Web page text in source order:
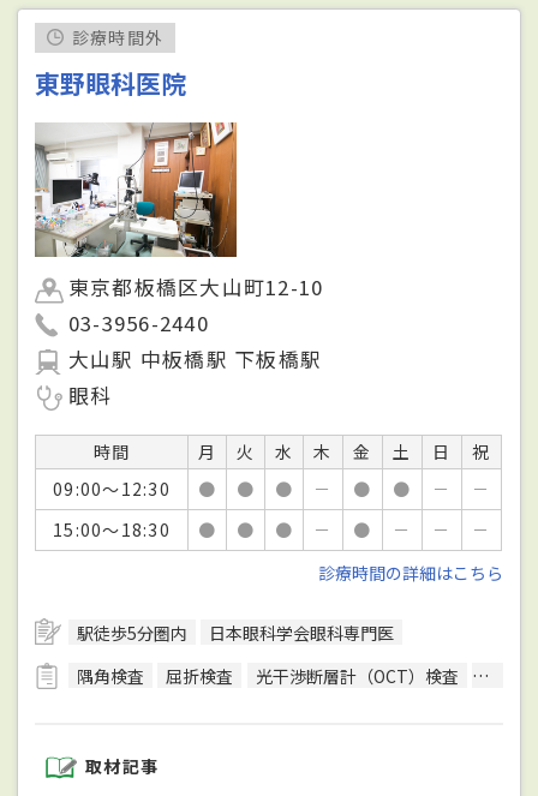
診療時間外
東野眼科医院
東京都板橋区大山町12-10
03-3956-2440
大山駅 中板橋駅 下板橋駅
眼科
時間 月 火 水 木 金 土 日
祝
09:00～12:30
● ● ● － ● ● －
－
15:00～18:30
● ● ● － ● － －
－
診療時間の詳細はこちら
駅徒歩5分圏内
日本眼科学会眼科専門医
隅角検査
屈折検査 光干渉断層計（OCT）検査 視野検
取材記事